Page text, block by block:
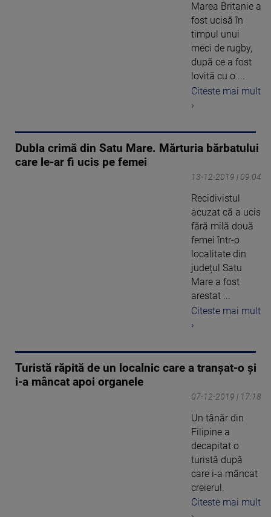
Marea Britanie a
fost ucisă în
timpul unui
meci de rugby,
după ce a fost
lovită cu o ...
Citeste mai mult
›
Dubla crimă din Satu Mare. Mărturia bărbatului
care le-ar fi ucis pe femei
13-12-2019 | 09:04
Recidivistul
acuzat că a ucis
fără milă două
femei într-o
localitate din
județul Satu
Mare a fost
arestat ...
Citeste mai mult
›
Turistă răpită de un localnic care a tranşat-o şi
i-a mâncat apoi organele
07-12-2019 | 17:18
Un tânăr din
Filipine a
decapitat o
turistă după
care i-a mâncat
creierul.
Citeste mai mult